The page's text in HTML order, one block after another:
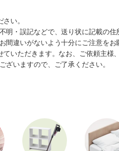
い。
明・誤記などで、送り状に記載の
違いがないよう十分にご注意をお
いただきます。なお、ご依頼主様
いますので、ご了承ください。